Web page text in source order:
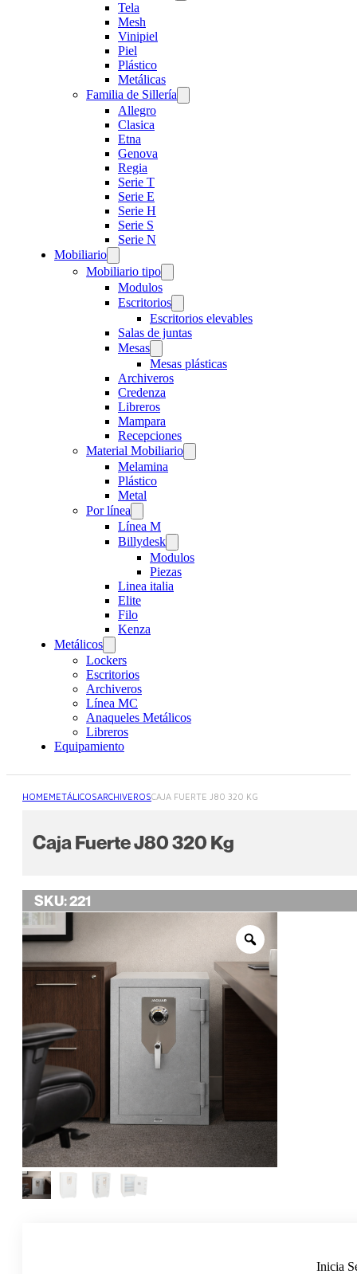
Tela
Mesh
Vinipiel
Piel
Plástico
Metálicas
Familia de Sillería
Allegro
Clasica
Etna
Genova
Regia
Serie T
Serie E
Serie H
Serie S
Serie N
Mobiliario
Mobiliario tipo
Modulos
Escritorios
Escritorios elevables
Salas de juntas
Mesas
Mesas plásticas
Archiveros
Credenza
Libreros
Mampara
Recepciones
Material Mobiliario
Melamina
Plástico
Metal
Por línea
Línea M
Billydesk
Modulos
Piezas
Linea italia
Elite
Filo
Kenza
Metálicos
Lockers
Escritorios
Archiveros
Línea MC
Anaqueles Metálicos
Libreros
Equipamiento
HOMEMETÁLICOSARCHIVEROSCAJA FUERTE J80 320 KG
Caja Fuerte J80 320 Kg
SKU:221
Inicia